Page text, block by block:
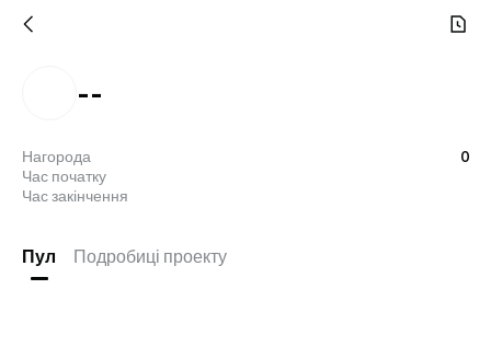
--
Нагорода
0
Час початку
Час закінчення
Пул Подробиці проекту